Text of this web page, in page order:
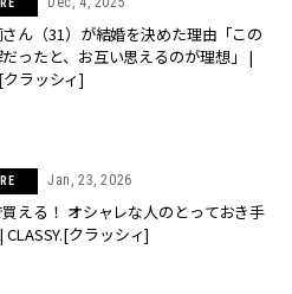
ん（31）が結婚を決めた理由「この
ったと、お互い思えるのが理想」 |
クラッシィ]
Jan, 23, 2026
える！ オシャレな人のとっておき手
CLASSY.[クラッシィ]